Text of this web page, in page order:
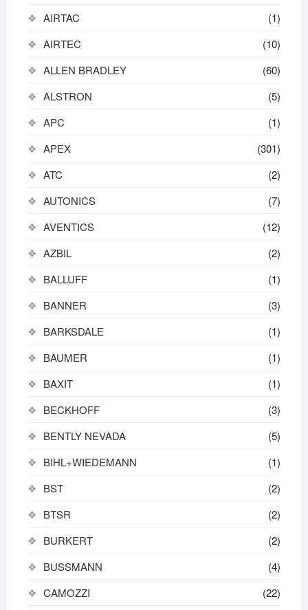
AIRTAC
(1)
AIRTEC
(10)
ALLEN BRADLEY
(60)
ALSTRON
(5)
APC
(1)
APEX
(301)
ATC
(2)
AUTONICS
(7)
AVENTICS
(12)
AZBIL
(2)
BALLUFF
(1)
BANNER
(3)
BARKSDALE
(1)
BAUMER
(1)
BAXIT
(1)
BECKHOFF
(3)
BENTLY NEVADA
(5)
BIHL+WIEDEMANN
(1)
BST
(2)
BTSR
(2)
BURKERT
(2)
BUSSMANN
(4)
CAMOZZI
(22)